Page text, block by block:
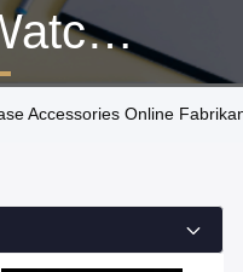
Accessories Online